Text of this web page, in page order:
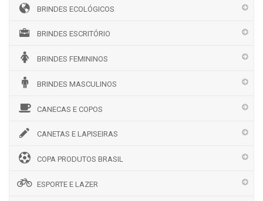
BRINDES ECOLÓGICOS
BRINDES ESCRITÓRIO
BRINDES FEMININOS
BRINDES MASCULINOS
CANECAS E COPOS
CANETAS E LAPISEIRAS
COPA PRODUTOS BRASIL
ESPORTE E LAZER